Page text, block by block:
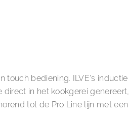
touch bediening. ILVE's inductie
in het kookgerei genereert,
tot de Pro Line lijn met een